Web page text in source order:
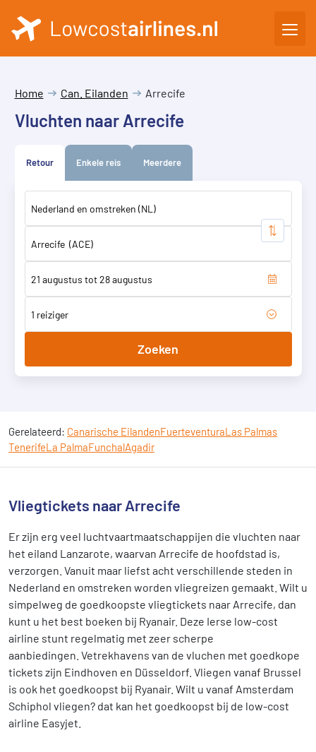
Home Can. Eilanden Arrecife
Vluchten naar Arrecife
Retour Enkele reis Meerdere
1 reiziger
Zoeken
Gerelateerd: Canarische EilandenFuerteventuraLas Palmas
TenerifeLa PalmaFunchalAgadir
Vliegtickets naar Arrecife
Er zijn erg veel luchtvaartmaatschappijen die vluchten naar
het eiland Lanzarote, waarvan Arrecife de hoofdstad is,
verzorgen. Vanuit maar liefst acht verschillende steden in
Nederland en omstreken worden vliegreizen gemaakt. Wilt u
simpelweg de goedkoopste vliegtickets naar Arrecife, dan
kunt u het best boeken bij Ryanair. Deze Ierse low-cost
airline stunt regelmatig met zeer scherpe
aanbiedingen. Vetrekhavens van de vluchen met goedkope
tickets zijn Eindhoven en Düsseldorf. Vliegen vanaf Brussel
is ook het goedkoopst bij Ryanair. Wilt u vanaf Amsterdam
Schiphol vliegen? dat kan het goedkoopst bij de low-cost
airline Easyjet.